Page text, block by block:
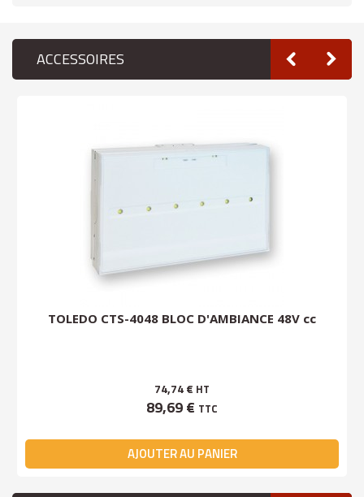
ACCESSOIRES
TOLEDO CTS-4048 BLOC D'AMBIANCE 48V cc
74,74 € HT
89,69 € TTC
AJOUTER AU PANIER